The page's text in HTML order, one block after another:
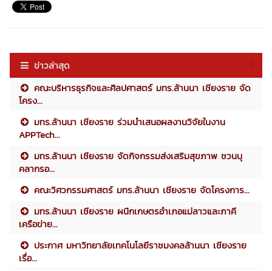
ข่าวล่าสุด
คณะบริหารธุรกิจและศิลปศาสตร์ มทร.ล้านนา เชียงราย จัด
โครง...
มทร.ล้านนา เชียงราย ร่วมนำเสนอผลงานวิจัยในงาน
APPTech...
มทร.ล้านนา เชียงราย จัดกิจกรรมส่งเสริมสุขภาพ ชวนบุ
คลากรอ...
คณะวิศวกรรมศาสตร์ มทร.ล้านนา เชียงราย จัดโครงการ...
มทร.ล้านนา เชียงราย ผนึกเกษตรอำเภอแม่ลาวและภาคี
เครือข่าย...
ประกาศ มหาวิทยาลัยเทคโนโลยีราชมงคลล้านนา เชียงราย
เรื่อ...